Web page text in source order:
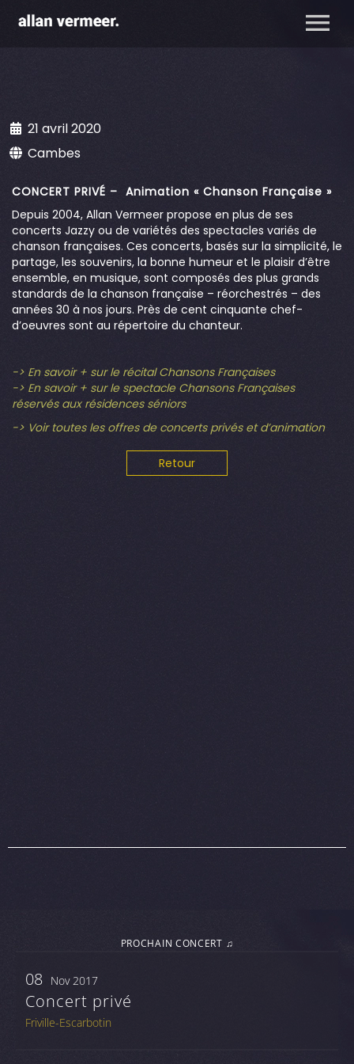
21 avril 2020
Cambes
CONCERT PRIVÉ – Animation « Chanson Française »
Depuis 2004, Allan Vermeer propose en plus de ses
concerts Jazzy ou de variétés des spectacles variés de
chanson françaises. Ces concerts, basés sur la simplicité, le
partage, les souvenirs, la bonne humeur et le plaisir d’être
ensemble, en musique, sont composés des plus grands
standards de la chanson française – réorchestrés – des
années 30 à nos jours. Près de cent cinquante chef-
d’oeuvres sont au répertoire du chanteur.
-> En savoir + sur le récital Chansons Françaises
-> En savoir + sur le spectacle Chansons Françaises
réservés aux résidences séniors
-> Voir toutes les offres de concerts privés et d’animation
Retour
PROCHAIN CONCERT ♫
08 Nov 2017
Concert privé
Friville-Escarbotin